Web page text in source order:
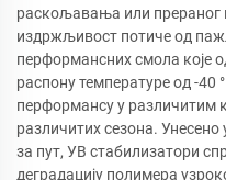
раскољавања или прераног
издржљивост потиче од
перформансних смола које
распону температуре од -40
перформансу у различитим
различитих сезона.
за пут, УВ стабилизатори
деградацију полимера